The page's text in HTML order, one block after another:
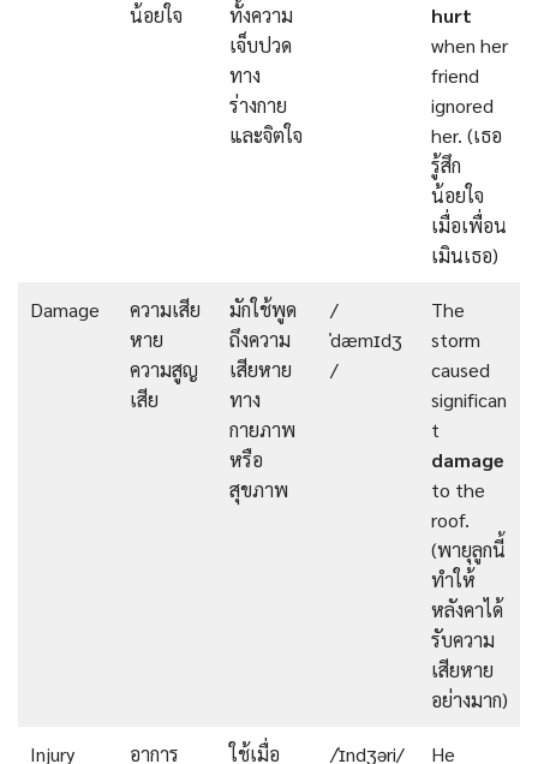
น้อยใจ
ทั้งความ
เจ็บปวด
ทาง
ร่างกาย
และจิตใจ
hurt
when her
friend
ignored
her. (เธอ
รู้สึก
น้อยใจ
เมื่อเพื่อน
เมินเธอ)
Damage
ความเสีย
หาย
ความสูญ
เสีย
มักใช้พูด
ถึงความ
เสียหาย
ทาง
กายภาพ
หรือ
สุขภาพ
/
ˈdæmɪdʒ
/
The
storm
caused
significan
t
damage
to the
roof.
(พายุลูกนี้
ทำให้
หลังคาได้
รับความ
เสียหาย
อย่างมาก)
Injury อาการ ใช้เมื่อ /ˈɪndʒəri/ He